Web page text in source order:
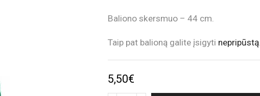
Baliono skersmuo – 44 cm.
Taip pat balioną galite įsigyti nepripūstą.
5,50€